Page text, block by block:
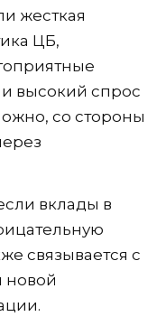
жесткая
ЦБ,
высокий спрос
со стороны
вклады в
связывается с
новой